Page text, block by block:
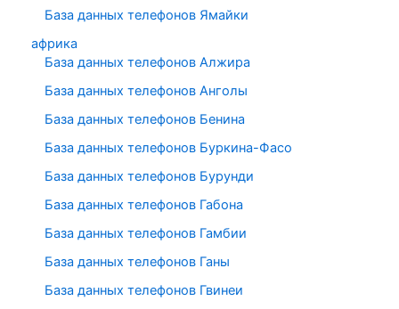
База данных телефонов Ямайки
африка
База данных телефонов Алжира
База данных телефонов Анголы
База данных телефонов Бенина
База данных телефонов Буркина-Фасо
База данных телефонов Бурунди
База данных телефонов Габона
База данных телефонов Гамбии
База данных телефонов Ганы
База данных телефонов Гвинеи